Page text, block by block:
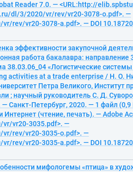
Reader 7.0. — <URL:http://
dl/3/2020/vr/rev/vr20-3078-o.pdf>. —
rev/vr20-3078-a.pdf>. — DOI
эффективности закупочной
работа бакалавра: направление
38.03.06_04 «Логистические системы
activities at a trade enterprise / Н. О.
Петра Великого, Институт
; научный руководитель С. Д.
Петербург, 2020. — 1 файл (0,9
Интернет (чтение, печать). — Adobe
vr20-3035.pdf>. —
rev/vr20-3035-o.pdf>. —
rev/vr20-3035-a.pdf>. — DOI
мифологемы «птица» в